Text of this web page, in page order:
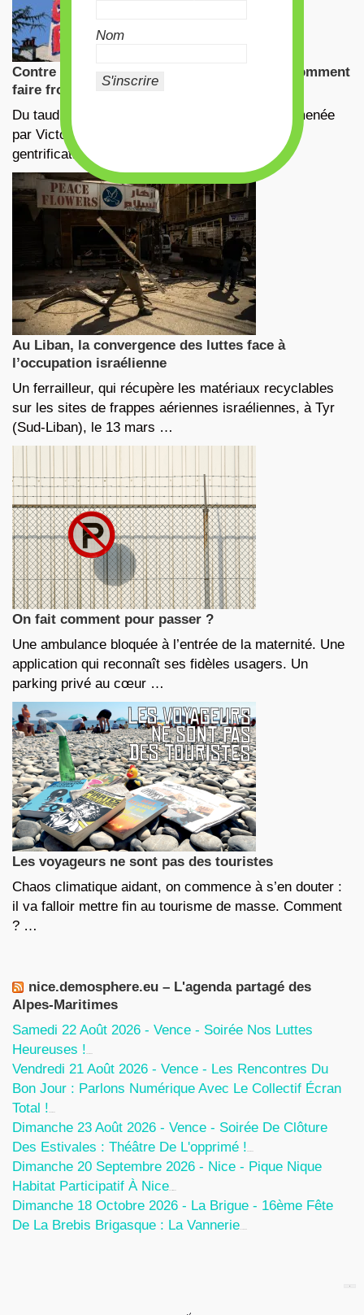
Contre la gentrification, la touristification, comment
faire front ? L’exemple marseillais
Du taudis au Airbnb. C’est le titre de l’enquête menée
par Victor Collet, chercheur indépendant, sur la
gentrification et la …
Au Liban, la convergence des luttes face à
l’occupation israélienne
Un ferrailleur, qui récupère les matériaux recyclables
sur les sites de frappes aériennes israéliennes, à Tyr
(Sud-Liban), le 13 mars …
On fait comment pour passer ?
Une ambulance bloquée à l’entrée de la maternité. Une
application qui reconnaît ses fidèles usagers. Un
parking privé au cœur …
Les voyageurs ne sont pas des touristes
Chaos climatique aidant, on commence à s’en douter :
il va falloir mettre fin au tourisme de masse. Comment
? …
nice.demosphere.eu – L'agenda partagé des
Alpes-Maritimes
Samedi 22 Août 2026 - Vence - Soirée Nos Luttes
Heureuses !
Vendredi 21 Août 2026 - Vence - Les Rencontres Du
Bon Jour : Parlons Numérique Avec Le Collectif Écran
Total !
Dimanche 23 Août 2026 - Vence - Soirée De Clôture
Des Estivales : Théâtre De L'opprimé !
Dimanche 20 Septembre 2026 - Nice - Pique Nique
Habitat Participatif À Nice
Dimanche 18 Octobre 2026 - La Brigue - 16ème Fête
De La Brebis Brigasque : La Vannerie
Nom